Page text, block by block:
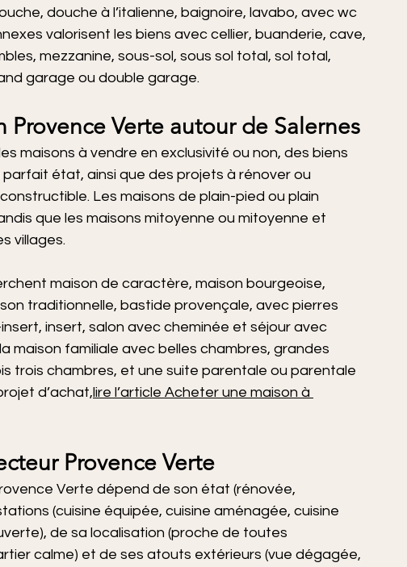
douche à l’italienne, baignoire, lavabo, avec wc
valorisent les biens avec cellier, buanderie, cave,
mezzanine, sous-sol, sous sol total, sol total,
garage ou double garage.
Verte autour de Salernes
maisons à vendre en exclusivité ou non, des biens
état, ainsi que des projets à rénover ou
Les maisons de plain-pied ou plain
que les maisons mitoyenne ou mitoyenne et
villages.
maison de caractère, maison bourgeoise,
traditionnelle, bastide provençale, avec pierres
insert, salon avec cheminée et séjour avec
maison familiale avec belles chambres, grandes
trois chambres, et une suite parentale ou parentale
d’achat, lire l’article Acheter une maison à
Provence Verte
Verte dépend de son état (rénovée,
(cuisine équipée, cuisine aménagée, cuisine
de sa localisation (proche de toutes
calme) et de ses atouts extérieurs (vue dégagée,